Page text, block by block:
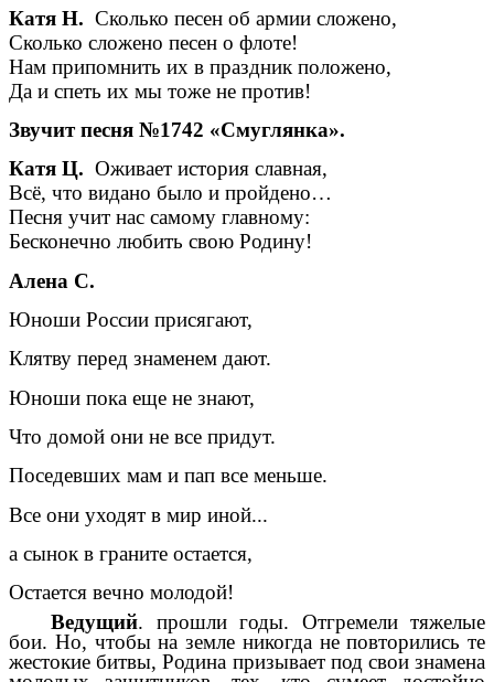
Катя Н. Сколько песен об армии сложено,
Сколько сложено песен о флоте!
Нам припомнить их в праздник положено,
Да и спеть их мы тоже не против!
Звучит песня №1742 «Смуглянка».
Катя Ц. Оживает история славная,
Всё, что видано было и пройдено…
Песня учит нас самому главному:
Бесконечно любить свою Родину!
Алена С.
Юноши России присягают,
Клятву перед знаменем дают.
Юноши пока еще не знают,
Что домой они не все придут.
Поседевших мам и пап все меньше.
Все они уходят в мир иной...
а сынок в граните остается,
Остается вечно молодой!
Ведущий. прошли годы. Отгремели тяжелые
бои. Но, чтобы на земле никогда не повторились те
жестокие битвы, Родина призывает под свои знамена